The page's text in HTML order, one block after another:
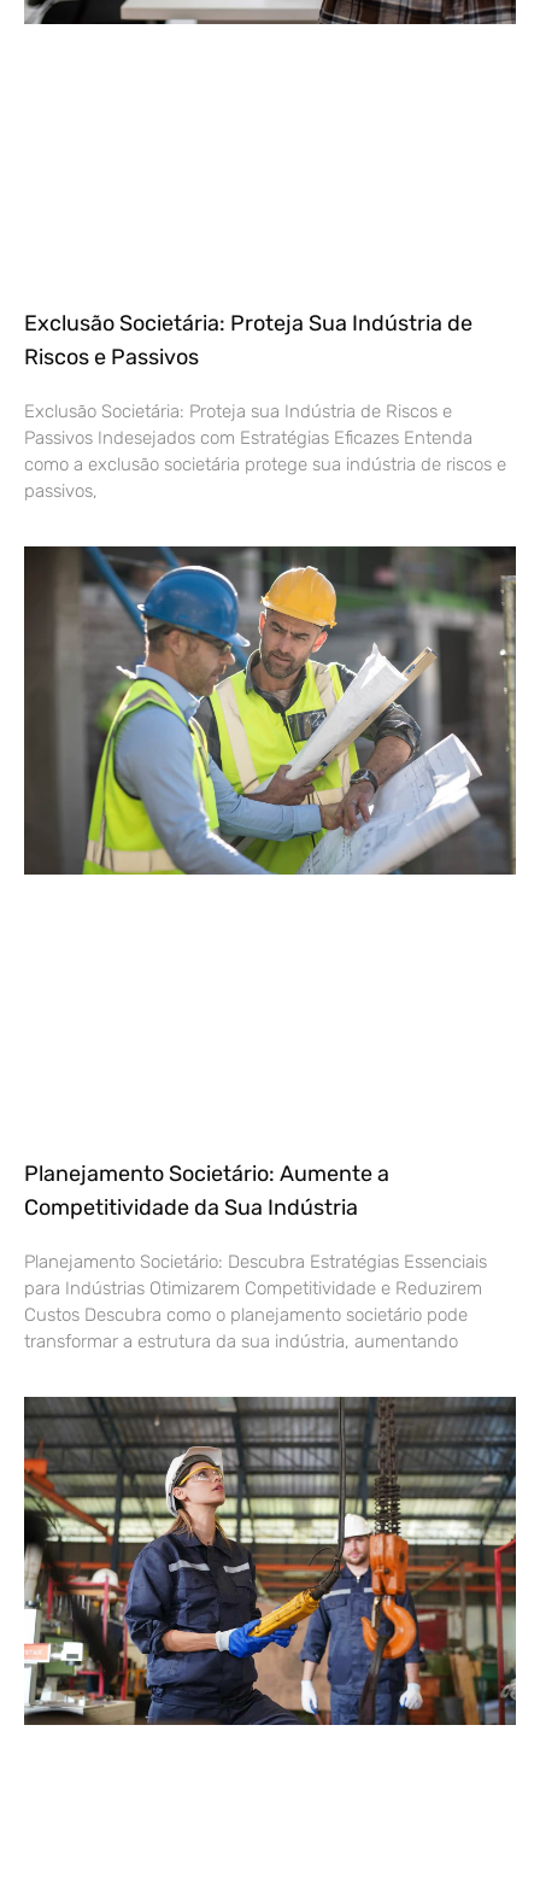
Exclusão Societária: Proteja Sua Indústria de
Riscos e Passivos
Exclusão Societária: Proteja sua Indústria de Riscos e
Passivos Indesejados com Estratégias Eficazes Entenda
como a exclusão societária protege sua indústria de riscos e
passivos,
Planejamento Societário: Aumente a
Competitividade da Sua Indústria
Planejamento Societário: Descubra Estratégias Essenciais
para Indústrias Otimizarem Competitividade e Reduzirem
Custos Descubra como o planejamento societário pode
transformar a estrutura da sua indústria, aumentando